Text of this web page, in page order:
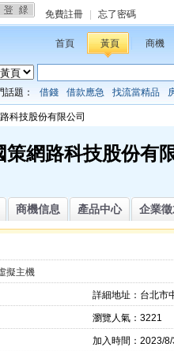
免費註冊 忘了密碼
首頁 黃頁 商機
話題： 借錢 借款應急 找流當精品
科技股份有限公司
策網路科技股份有
商機信息 產品中心 企業
擬主機
詳細地址：台北市
瀏覽人氣：3221
加入時間：2023/